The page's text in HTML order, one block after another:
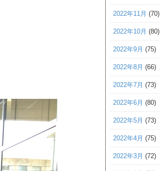
2022年11月 (70)
2022年10月 (80)
2022年9月 (75)
2022年8月 (66)
2022年7月 (73)
2022年6月 (80)
2022年5月 (73)
2022年4月 (75)
2022年3月 (72)